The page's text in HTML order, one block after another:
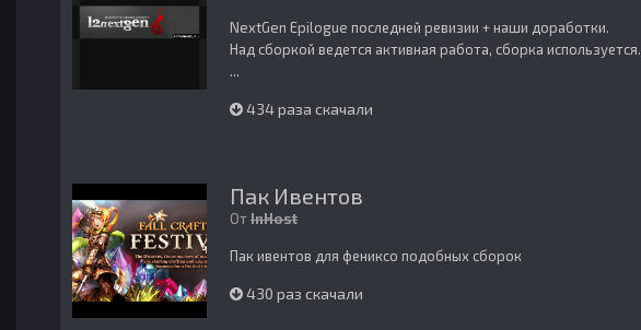
NextGen Epilogue последней ревизии + наши доработки.
Над сборкой ведется активная работа, сборка используется.
...
434 раза скачали
Пак Ивентов
ОтInHost
Пак ивентов для фениксо подобных сборок
430 раз скачали